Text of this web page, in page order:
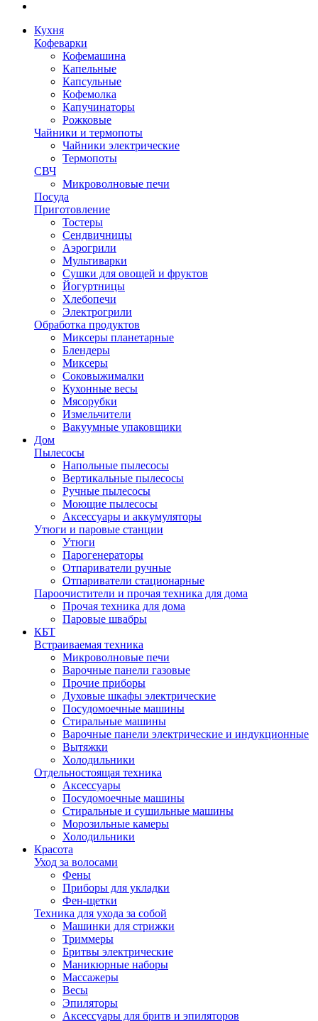
Кухня
Кофеварки
Кофемашина
Капельные
Капсульные
Кофемолка
Капучинаторы
Рожковые
Чайники и термопоты
Чайники электрические
Термопоты
СВЧ
Микроволновые печи
Посуда
Приготовление
Тостеры
Сендвичницы
Аэрогрили
Мультиварки
Сушки для овощей и фруктов
Йогуртницы
Хлебопечи
Электрогрили
Обработка продуктов
Миксеры планетарные
Блендеры
Миксеры
Соковыжималки
Кухонные весы
Мясорубки
Измельчители
Вакуумные упаковщики
Дом
Пылесосы
Напольные пылесосы
Вертикальные пылесосы
Ручные пылесосы
Моющие пылесосы
Аксессуары и аккумуляторы
Утюги и паровые станции
Утюги
Парогенераторы
Отпариватели ручные
Отпариватели стационарные
Пароочистители и прочая техника для дома
Прочая техника для дома
Паровые швабры
КБТ
Встраиваемая техника
Микроволновые печи
Варочные панели газовые
Прочие приборы
Духовые шкафы электрические
Посудомоечные машины
Стиральные машины
Варочные панели электрические и индукционные
Вытяжки
Холодильники
Отдельностоящая техника
Аксессуары
Посудомоечные машины
Стиральные и сушильные машины
Морозильные камеры
Холодильники
Красота
Уход за волосами
Фены
Приборы для укладки
Фен-щетки
Техника для ухода за собой
Машинки для стрижки
Триммеры
Бритвы электрические
Маникюрные наборы
Массажеры
Весы
Эпиляторы
Аксессуары для бритв и эпиляторов